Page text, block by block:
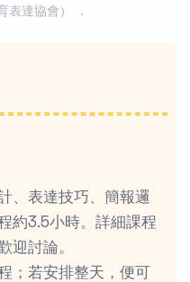
表達協會） ．
、表達技巧、簡報邏
約3.5小時。詳細課程
迎討論。
；若安排整天，便可